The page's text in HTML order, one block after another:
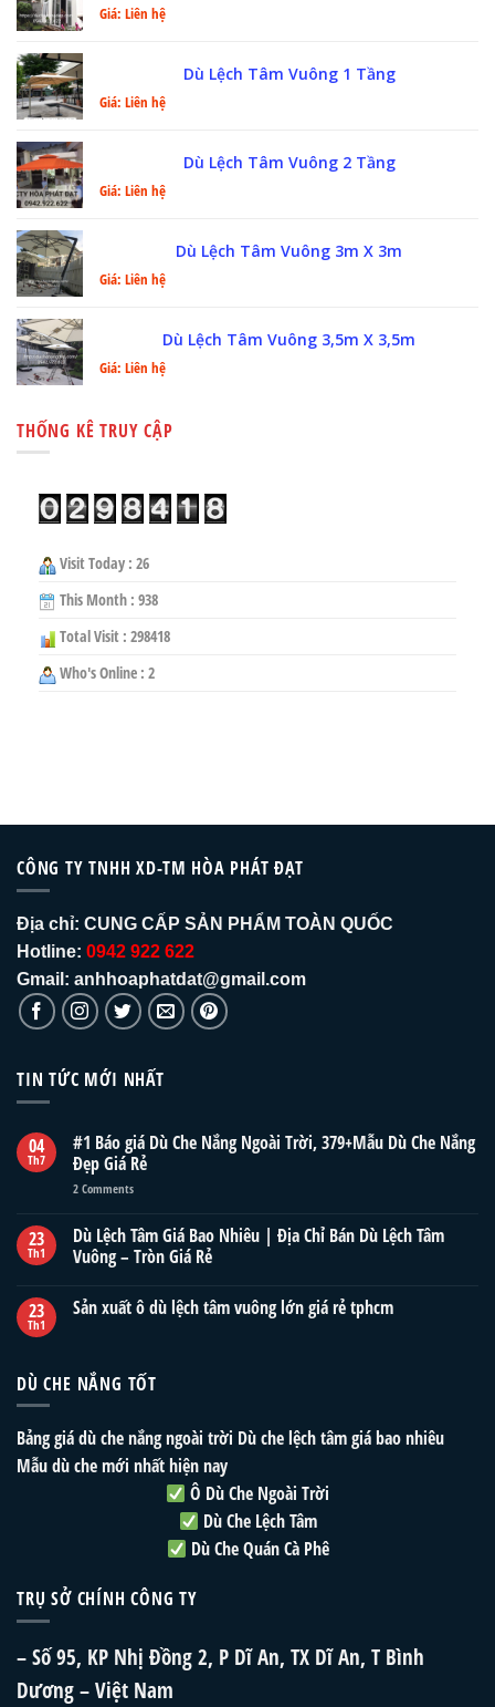
Giá: Liên hệ
Dù Lệch Tâm Vuông 1 Tầng
Giá: Liên hệ
Dù Lệch Tâm Vuông 2 Tầng
Giá: Liên hệ
Dù Lệch Tâm Vuông 3m X 3m
Giá: Liên hệ
Dù Lệch Tâm Vuông 3,5m X 3,5m
Giá: Liên hệ
THỐNG KÊ TRUY CẬP
Visit Today : 26
This Month : 938
Total Visit : 298418
Who's Online : 2
CÔNG TY TNHH XD-TM HÒA PHÁT ĐẠT
Địa chỉ: CUNG CẤP SẢN PHẨM TOÀN QUỐC
Hotline: 0942 922 622
Gmail: anhhoaphatdat@gmail.com
TIN TỨC MỚI NHẤT
04
Th7
#1 Báo giá Dù Che Nắng Ngoài Trời, 379+Mẫu Dù Che Nắng
Đẹp Giá Rẻ
2 Comments
23
Th1
Dù Lệch Tâm Giá Bao Nhiêu | Địa Chỉ Bán Dù Lệch Tâm
Vuông – Tròn Giá Rẻ
23
Th1
Sản xuất ô dù lệch tâm vuông lớn giá rẻ tphcm
DÙ CHE NẮNG TỐT
Bảng giá dù che nắng ngoài trời Dù che lệch tâm giá bao nhiêu
Mẫu dù che mới nhất hiện nay
Ô Dù Che Ngoài Trời
Dù Che Lệch Tâm
Dù Che Quán Cà Phê
TRỤ SỞ CHÍNH CÔNG TY
– Số 95, KP Nhị Đồng 2, P Dĩ An, TX Dĩ An, T Bình
Dương – Việt Nam